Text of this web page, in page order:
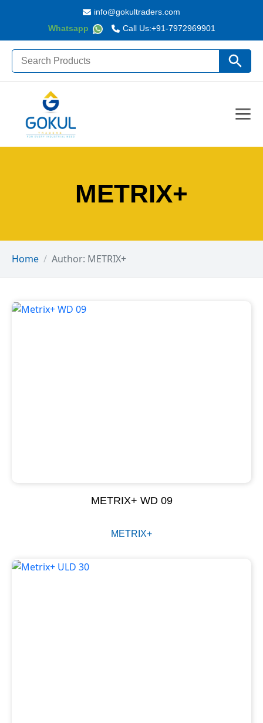
Whatsapp Call Us:+91-7972969901
info@gokultraders.com
Search
for: Search
METRIX+
Home Author: METRIX+
METRIX+ WD 09
METRIX+